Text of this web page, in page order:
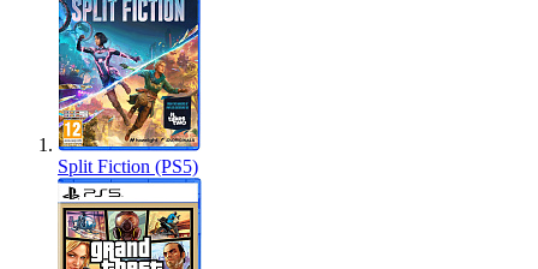
Split Fiction (PS5)